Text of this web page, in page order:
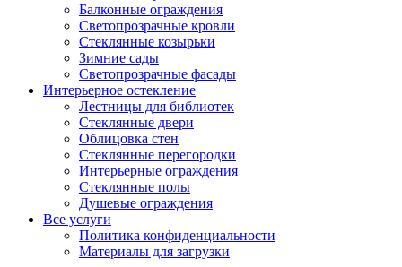
Балконные ограждения
Светопрозрачные кровли
Стеклянные козырьки
Зимние сады
Светопрозрачные фасады
Интерьерное остекление
Лестницы для библиотек
Стеклянные двери
Облицовка стен
Стеклянные перегородки
Интерьерные ограждения
Стеклянные полы
Душевые ограждения
Все услуги
Политика конфиденциальности
Материалы для загрузки